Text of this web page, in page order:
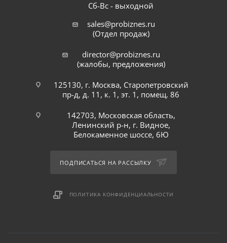
Сб-Вс - выходной
sales@probiznes.ru
(Отдел продаж)
director@probiznes.ru
(жалобы, предложения)
125130, г. Москва, Старопетровский
пр-д, д. 11, к. 1, эт. 1, помещ. 86
142703, Московская область,
Ленинский р-н, г. Видное,
Белокаменное шоссе, 6Ю
ПОДПИСАТЬСЯ НА РАССЫЛКУ
ПОЛИТИКА КОНФИДЕНЦИАЛЬНОСТИ